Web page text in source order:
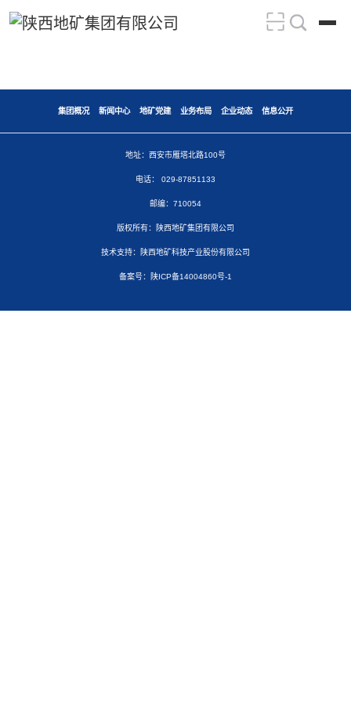
集团概况 新闻中心 地矿党建 业务布局 企业动态 信息公开
地址：西安市雁塔北路100号
电话： 029-87851133
邮编：710054
版权所有：陕西地矿集团有限公司
技术支持：陕西地矿科技产业股份有限公司
备案号：陕ICP备14004860号-1